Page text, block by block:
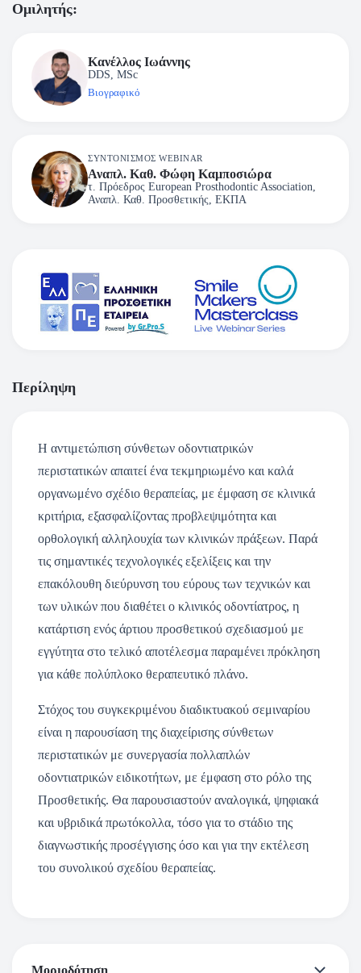
Ομιλητής:
Κανέλλος Ιωάννης
DDS, MSc
Βιογραφικό
ΣΥΝΤΟΝΙΣΜΌΣ WEBINAR
Αναπλ. Καθ. Φώφη Καμποσιώρα
τ. Πρόεδρος European Prosthodontic Association,
Αναπλ. Καθ. Προσθετικής, ΕΚΠΑ
Περίληψη
Η αντιμετώπιση σύνθετων οδοντιατρικών
περιστατικών απαιτεί ένα τεκμηριωμένο και καλά
οργανωμένο σχέδιο θεραπείας, με έμφαση σε κλινικά
κριτήρια, εξασφαλίζοντας προβλεψιμότητα και
ορθολογική αλληλουχία των κλινικών πράξεων. Παρά
τις σημαντικές τεχνολογικές εξελίξεις και την
επακόλουθη διεύρυνση του εύρους των τεχνικών και
των υλικών που διαθέτει ο κλινικός οδοντίατρος, η
κατάρτιση ενός άρτιου προσθετικού σχεδιασμoύ με
εγγύτητα στο τελικό αποτέλεσμα παραμένει πρόκληση
για κάθε πολύπλοκο θεραπευτικό πλάνο.
Στόχος του συγκεκριμένου διαδικτυακού σεμιναρίου
είναι η παρουσίαση της διαχείρισης σύνθετων
περιστατικών με συνεργασία πολλαπλών
οδοντιατρικών ειδικοτήτων, με έμφαση στο ρόλο της
Προσθετικής. Θα παρουσιαστούν αναλογικά, ψηφιακά
και υβριδικά πρωτόκολλα, τόσο για το στάδιο της
διαγνωστικής προσέγγισης όσο και για την εκτέλεση
του συνολικού σχεδίου θεραπείας.
Μοριοδότηση